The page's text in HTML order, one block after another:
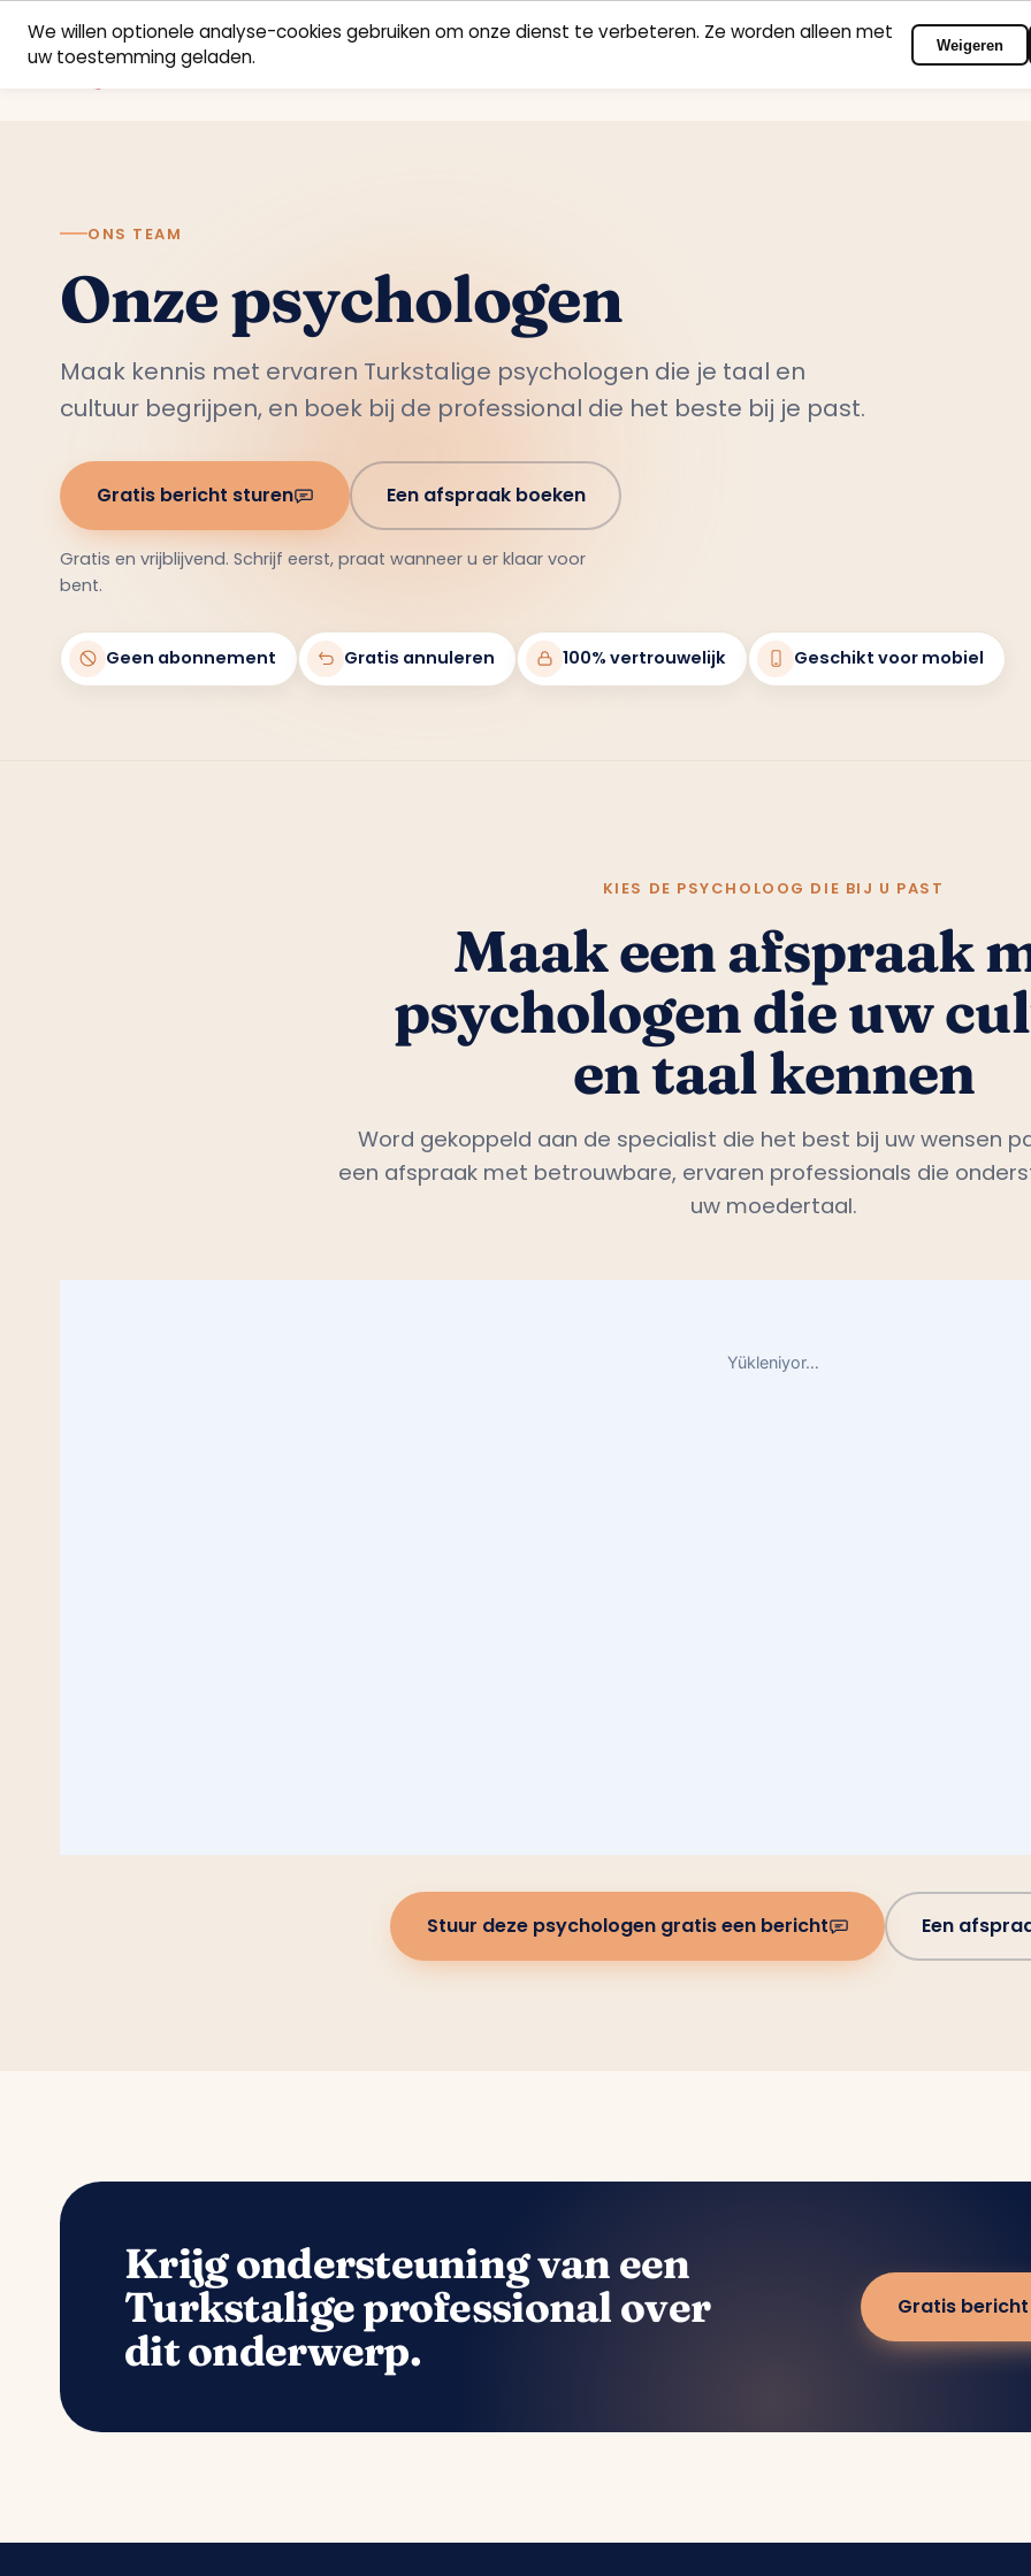
Contact
ONS TEAM
Onze psychologen
Maak kennis met ervaren Turkstalige psychologen die je taal en
cultuur begrijpen, en boek bij de professional die het beste bij je past.
Gratis bericht sturen Een afspraak boeken
Gratis en vrijblijvend. Schrijf eerst, praat wanneer u er klaar voor
bent.
Geen abonnement Gratis annuleren 100% vertrouwelijk Geschikt voor mobiel
KIES DE PSYCHOLOOG DIE BIJ U PAST
Maak een afspraak
psychologen die uw
en taal kennen
Word gekoppeld aan de specialist die het best bij uw wensen
een afspraak met betrouwbare, ervaren professionals die
uw moedertaal.
Stuur deze psychologen gratis een bericht Een
Krijg ondersteuning van een
Turkstalige professional over
dit onderwerp.
Gratis
We willen optionele analyse-cookies gebruiken om onze dienst te verbeteren. Ze worden alleen met
uw toestemming geladen.
Weigeren